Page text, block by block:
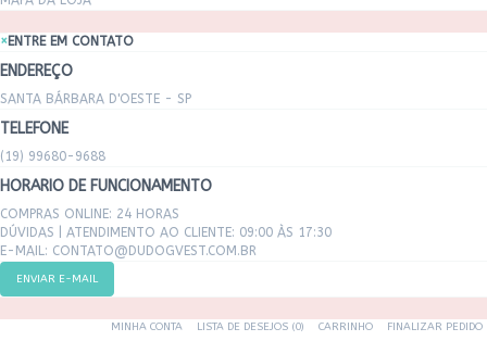
×ENTRE EM CONTATO
ENDEREÇO
SANTA BÁRBARA D'OESTE - SP
TELEFONE
(19) 99680-9688
HORARIO DE FUNCIONAMENTO
COMPRAS ONLINE: 24 HORAS
DÚVIDAS | ATENDIMENTO AO CLIENTE: 09:00 ÀS 17:30
E-MAIL: CONTATO@DUDOGVEST.COM.BR
ENVIAR E-MAIL
MINHA CONTA LISTA DE DESEJOS (0) CARRINHO FINALIZAR PEDIDO